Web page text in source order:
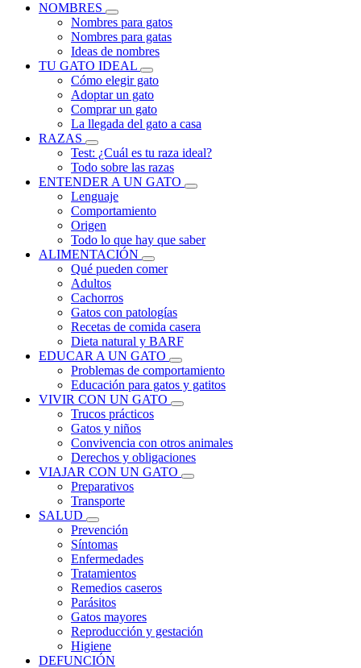
NOMBRES
Nombres para gatos
Nombres para gatas
Ideas de nombres
TU GATO IDEAL
Cómo elegir gato
Adoptar un gato
Comprar un gato
La llegada del gato a casa
RAZAS
Test: ¿Cuál es tu raza ideal?
Todo sobre las razas
ENTENDER A UN GATO
Lenguaje
Comportamiento
Origen
Todo lo que hay que saber
ALIMENTACIÓN
Qué pueden comer
Adultos
Cachorros
Gatos con patologías
Recetas de comida casera
Dieta natural y BARF
EDUCAR A UN GATO
Problemas de comportamiento
Educación para gatos y gatitos
VIVIR CON UN GATO
Trucos prácticos
Gatos y niños
Convivencia con otros animales
Derechos y obligaciones
VIAJAR CON UN GATO
Preparativos
Transporte
SALUD
Prevención
Síntomas
Enfermedades
Tratamientos
Remedios caseros
Parásitos
Gatos mayores
Reproducción y gestación
Higiene
DEFUNCIÓN